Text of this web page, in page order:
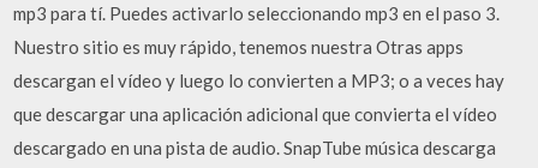
mp3 para tí. Puedes activarlo seleccionando mp3 en el paso 3.
Nuestro sitio es muy rápido, tenemos nuestra Otras apps
descargan el vídeo y luego lo convierten a MP3; o a veces hay
que descargar una aplicación adicional que convierta el vídeo
descargado en una pista de audio. SnapTube música descarga